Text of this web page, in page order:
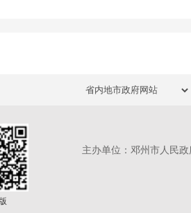
主办单位：邓州市人民